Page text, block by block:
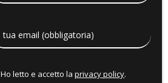
Ho letto e accetto la privacy policy.